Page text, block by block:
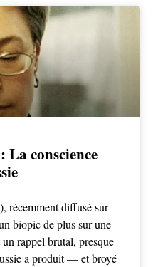
conscience
récemment diffusé sur
biopic de plus sur une
rappel brutal, presque
a produit — et broyé